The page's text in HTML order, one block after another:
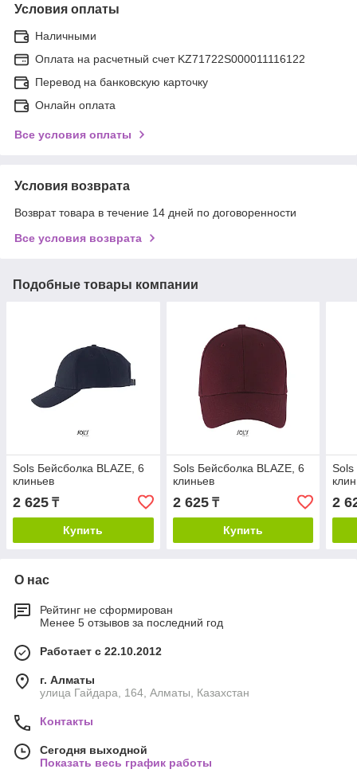
Условия оплаты
Наличными
Оплата на расчетный счет KZ71722S000011116122
Перевод на банковскую карточку
Онлайн оплата
Все условия оплаты
Условия возврата
Возврат товара в течение 14 дней по договоренности
Все условия возврата
Подобные товары компании
Sols Бейсболка BLAZE, 6
клиньев
2 625 ₸
Купить
Sols Бейсболка BLAZE, 6
клиньев
2 625₸
Купить
Sols
2
О нас
Рейтинг не сформирован
Менее 5 отзывов за последний год
Работает с 22.10.2012
г. Алматы
улица Гайдара, 164, Алматы, Казахстан
Контакты
Сегодня выходной
Показать весь график работы